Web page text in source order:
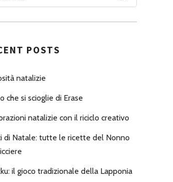
POSTS
natalizie
che si scioglie di Erase
natalizie con il riciclo creativo
di Natale: tutte le ricette del Nonno
il gioco tradizionale della Lapponia